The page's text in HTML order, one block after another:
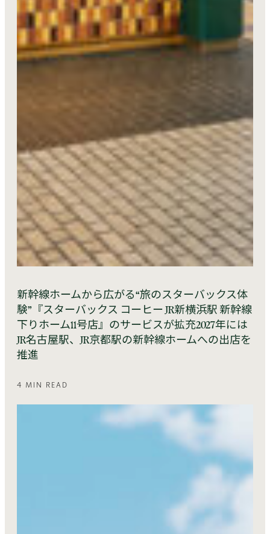
新幹線ホームから広がる“旅のスターバックス体
験”『スターバックス コーヒー JR新横浜駅 新幹線
下りホーム11号店』のサービスが拡充2027年には
JR名古屋駅、JR京都駅の新幹線ホームへの出店を
推進
4 MIN READ